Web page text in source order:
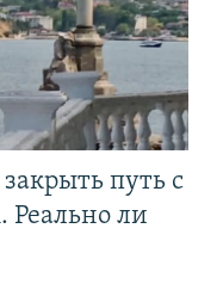
путь с
ли